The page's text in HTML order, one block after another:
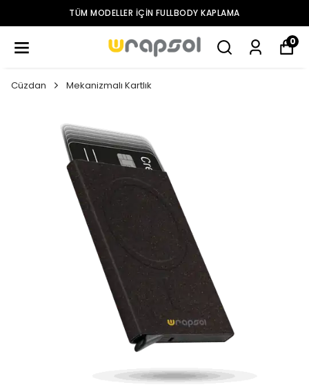
TÜM MODELLER IÇIN FULLBODY KAPLAMA
0
Cüzdan Mekanizmalı Kartlık